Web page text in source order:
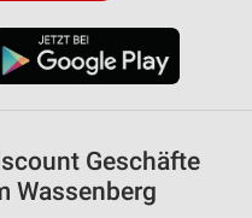
Geschäfte
Wassenberg